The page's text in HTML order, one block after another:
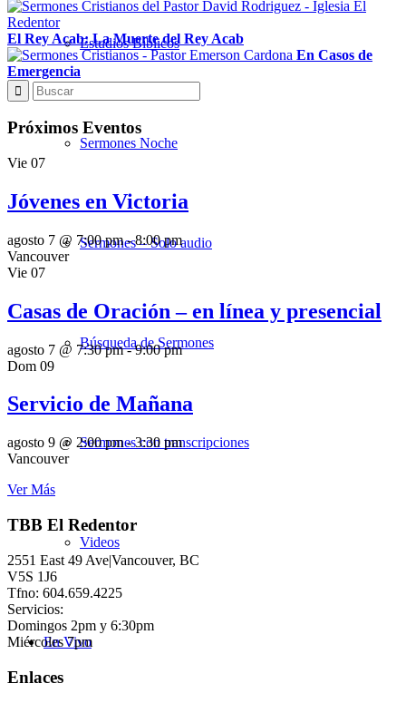
Estudios Bíblicos
Sermones Noche
Sermones – Solo audio
Búsqueda de Sermones
Sermones con transcripciones
Videos
En Vivo
El Rey Acab: La Muerte del Rey Acab
En Casos de
Emergencia
Próximos Eventos
Vie 07
Jóvenes en Victoria
agosto 7 @ 7:00 pm-8:00 pm
Vancouver
Vie 07
Casas de Oración – en línea y presencial
agosto 7 @ 7:30 pm-9:00 pm
Dom 09
Servicio de Mañana
agosto 9 @ 2:00 pm-3:30 pm
Vancouver
Ver Más
TBB El Redentor
2551 East 49 Ave|Vancouver, BC
V5S 1J6
Tfno: 604.659.4225
Servicios:
Domingos 2pm y 6:30pm
Miércoles 7pm
Enlaces